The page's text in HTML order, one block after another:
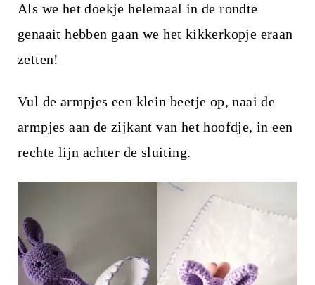
Als we het doekje helemaal in de rondte
genaait hebben gaan we het kikkerkopje eraan
zetten!
Vul de armpjes een klein beetje op, naai de
armpjes aan de zijkant van het hoofdje, in een
rechte lijn achter de sluiting.